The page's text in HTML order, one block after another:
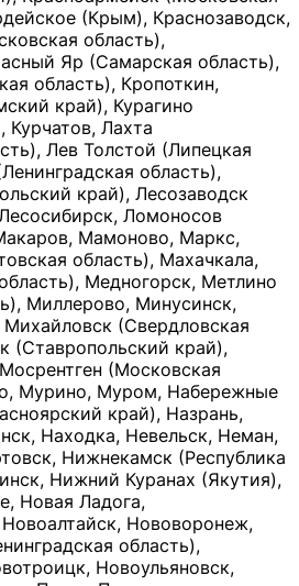
(Крым), Краснозаводск,
область),
Яр (Самарская область),
область), Кропоткин,
край), Курагино
Курчатов, Лахта
Лев Толстой (Липецкая
область),
край), Лесозаводск
Ломоносов
Мамоново, Маркс,
область), Махачкала,
Медногорск, Метлино
Миллерово, Минусинск,
(Свердловская
(Ставропольский край),
(Московская
Мурино, Муром, Набережные
край), Назрань,
Находка, Невельск, Неман,
Нижнекамск (Республика
Нижний Куранах (Якутия),
Новая Ладога,
Нововоронеж,
область),
Новоульяновск,